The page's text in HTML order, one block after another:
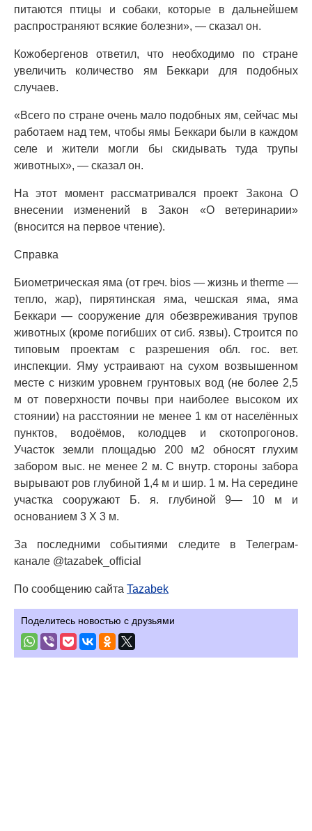
питаются птицы и собаки, которые в дальнейшем
распространяют всякие болезни», — сказал он.
Кожобергенов ответил, что необходимо по стране
увеличить количество ям Беккари для подобных
случаев.
«Всего по стране очень мало подобных ям, сейчас мы
работаем над тем, чтобы ямы Беккари были в каждом
селе и жители могли бы скидывать туда трупы
животных», — сказал он.
На этот момент рассматривался проект Закона О
внесении изменений в Закон «О ветеринарии»
(вносится на первое чтение).
Справка
Биометрическая яма (от греч. bios — жизнь и therme —
тепло, жар), пирятинская яма, чешская яма, яма
Беккари — сооружение для обезвреживания трупов
животных (кроме погибших от сиб. язвы). Строится по
типовым проектам с разрешения обл. гос. вет.
инспекции. Яму устраивают на сухом возвышенном
месте с низким уровнем грунтовых вод (не более 2,5
м от поверхности почвы при наиболее высоком их
стоянии) на расстоянии не менее 1 км от населённых
пунктов, водоёмов, колодцев и скотопрогонов.
Участок земли площадью 200 м2 обносят глухим
забором выс. не менее 2 м. С внутр. стороны забора
вырывают ров глубиной 1,4 м и шир. 1 м. На середине
участка сооружают Б. я. глубиной 9— 10 м и
основанием 3 X 3 м.
За последними событиями следите в Телеграм-
канале @tazabek_official
По сообщению сайта Tazabek
Поделитесь новостью с друзьями